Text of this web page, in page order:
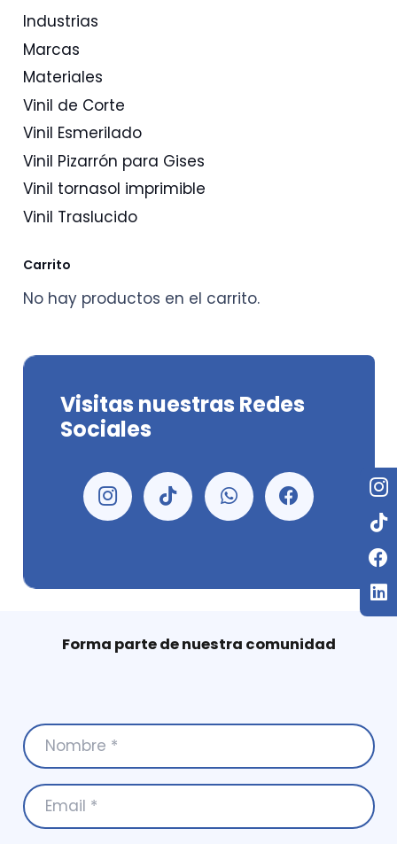
Industrias
Marcas
Materiales
Vinil de Corte
Vinil Esmerilado
Vinil Pizarrón para Gises
Vinil tornasol imprimible
Vinil Traslucido
Carrito
No hay productos en el carrito.
Visitas nuestras Redes
Sociales
Forma parte de nuestra comunidad